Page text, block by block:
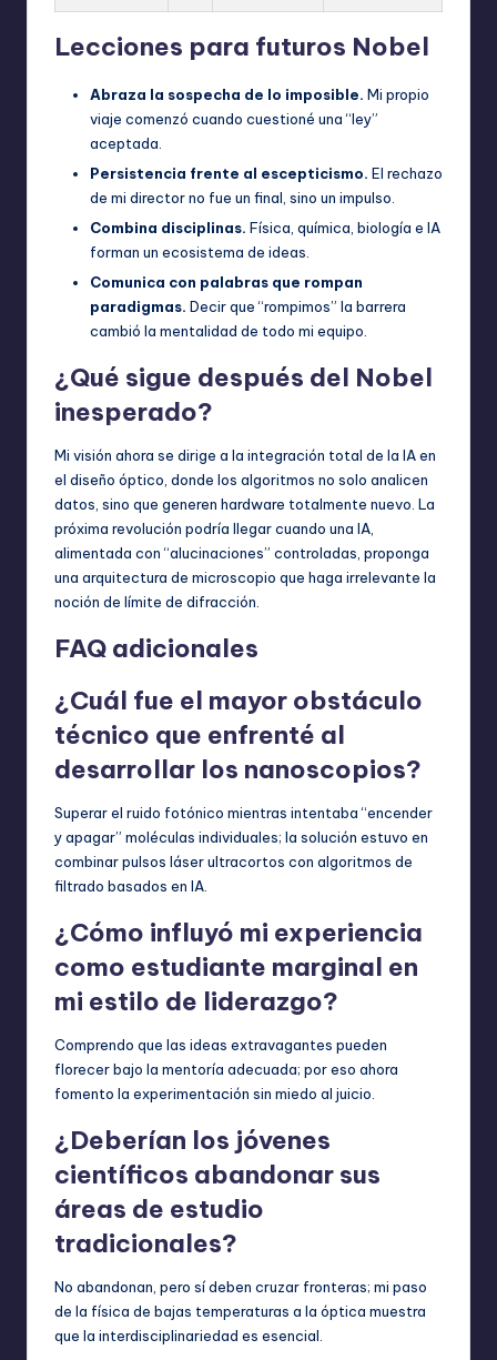
Lecciones para futuros Nobel
Abraza la sospecha de lo imposible. Mi propio
viaje comenzó cuando cuestioné una “ley”
aceptada.
Persistencia frente al escepticismo. El rechazo
de mi director no fue un final, sino un impulso.
Combina disciplinas. Física, química, biología e IA
forman un ecosistema de ideas.
Comunica con palabras que rompan
paradigmas. Decir que “rompimos” la barrera
cambió la mentalidad de todo mi equipo.
¿Qué sigue después del Nobel
inesperado?
Mi visión ahora se dirige a la integración total de la IA en
el diseño óptico, donde los algoritmos no solo analicen
datos, sino que generen hardware totalmente nuevo. La
próxima revolución podría llegar cuando una IA,
alimentada con “alucinaciones” controladas, proponga
una arquitectura de microscopio que haga irrelevante la
noción de límite de difracción.
FAQ adicionales
¿Cuál fue el mayor obstáculo
técnico que enfrenté al
desarrollar los nanoscopios?
Superar el ruido fotónico mientras intentaba “encender
y apagar” moléculas individuales; la solución estuvo en
combinar pulsos láser ultracortos con algoritmos de
filtrado basados en IA.
¿Cómo influyó mi experiencia
como estudiante marginal en
mi estilo de liderazgo?
Comprendo que las ideas extravagantes pueden
florecer bajo la mentoría adecuada; por eso ahora
fomento la experimentación sin miedo al juicio.
¿Deberían los jóvenes
científicos abandonar sus
áreas de estudio
tradicionales?
No abandonan, pero sí deben cruzar fronteras; mi paso
de la física de bajas temperaturas a la óptica muestra
que la interdisciplinariedad es esencial.